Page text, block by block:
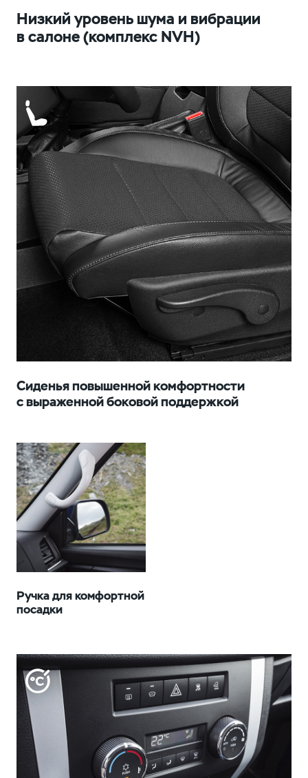
Низкий уровень шума и вибрации
в салоне (комплекс NVH)
Сиденья повышенной комфортности
с выраженной боковой поддержкой
Ручка для комфортной
посадки